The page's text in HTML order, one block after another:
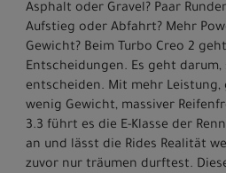
Asphalt oder Gravel? Paar
Aufstieg oder Abfahrt? Mehr
Gewicht? Beim Turbo Creo 2
Entscheidungen. Es geht
entscheiden. Mit mehr Leistung,
wenig Gewicht, massiver
3.3 führt es die E-Klasse der
an und lässt die Rides Realität
zuvor nur träumen durftest.